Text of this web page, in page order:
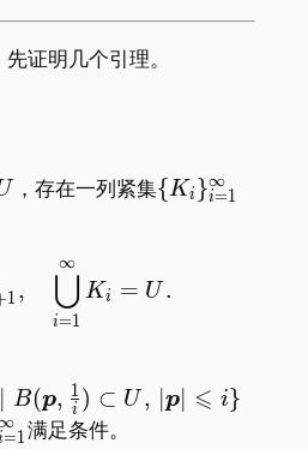
证明几个引理。
，存在一列紧集\
{Ki }i=1
∞
K_i\subset
1 ,
i=1
⋃
∞
Ki = U .
B(p, i
1 ) ⊂ U , ∣p ⩽ i}
=1满足条件。